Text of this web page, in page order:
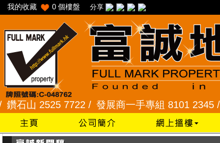
我的收藏 0 個樓盤 分享
7722 / 發展商一手專組 8101 2345 /采頣花